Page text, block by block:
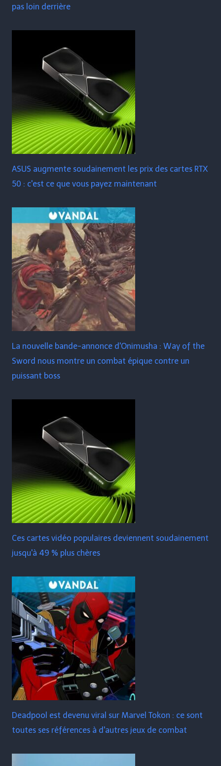
pas loin derrière
ASUS augmente soudainement les prix des cartes RTX
50 : c'est ce que vous payez maintenant
La nouvelle bande-annonce d'Onimusha : Way of the
Sword nous montre un combat épique contre un
puissant boss
Ces cartes vidéo populaires deviennent soudainement
jusqu'à 49 % plus chères
Deadpool est devenu viral sur Marvel Tokon : ce sont
toutes ses références à d'autres jeux de combat